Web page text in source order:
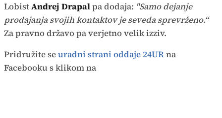
LobistAndrej Drapalpa dodaja: "Samo dejanje
prodajanja svojih kontaktov je seveda sprevrženo.“
Za pravno državo pa verjetno velik izziv.
Pridružite seuradni strani oddaje 24URna
Facebooku s klikom na